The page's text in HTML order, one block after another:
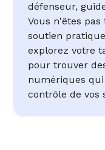
défenseur,
Vous n'êtes
soutien
explorez votre
pour trouver
numériques
contrôle de vos